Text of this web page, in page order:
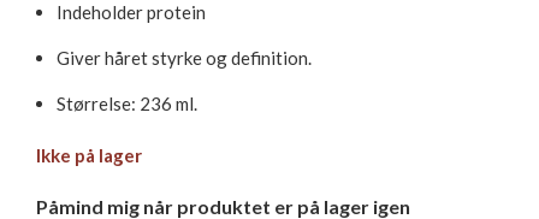
Indeholder protein
Giver håret styrke og definition.
Størrelse: 236 ml.
Ikke på lager
Påmind mig når produktet er på lager igen